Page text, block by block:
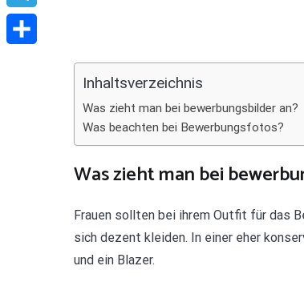
Inhaltsverzeichnis
Was zieht man bei bewerbungsbilder an?
Was beachten bei Bewerbungsfotos?
Was zieht man bei
Frauen sollten bei ihrem Outfit für das
sich dezent kleiden. In einer eher
und ein Blazer.
Telegram